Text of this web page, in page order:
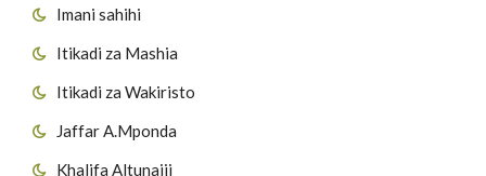
Imani sahihi
Itikadi za Mashia
Itikadi za Wakiristo
Jaffar A.Mponda
Khalifa Altunaiji